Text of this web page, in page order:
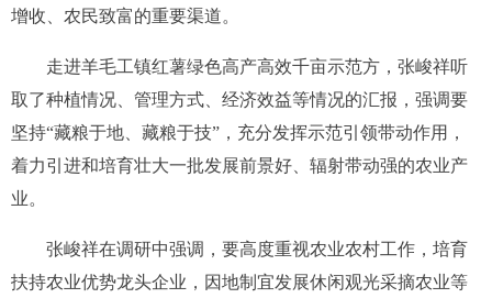
增收、农民致富的重要渠道。
走进羊毛工镇红薯绿色高产高效千亩示范方，张峻祥听
取了种植情况、管理方式、经济效益等情况的汇报，强调要
坚持“藏粮于地、藏粮于技”，充分发挥示范引领带动作用，
着力引进和培育壮大一批发展前景好、辐射带动强的农业产
业。
张峻祥在调研中强调，要高度重视农业农村工作，培育
扶持农业优势龙头企业，因地制宜发展休闲观光采摘农业等